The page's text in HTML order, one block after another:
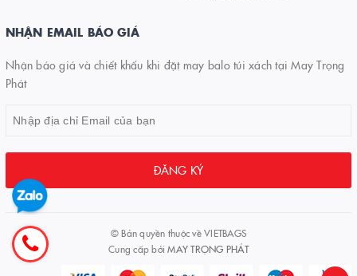
NHẬN EMAIL BÁO GIÁ
Nhận báo giá và chiết khấu khi đặt may balo túi xách tại May Trọng
Phát
ĐĂNG KÝ
© Bản quyền thuộc vềVIETBAGS
Cung cấp bởiMAY TRỌNG PHÁT